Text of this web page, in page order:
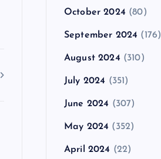
October 2024 (80)
September 2024 (176)
August 2024 (310)
July 2024 (351)
June 2024 (307)
May 2024 (352)
April 2024 (22)